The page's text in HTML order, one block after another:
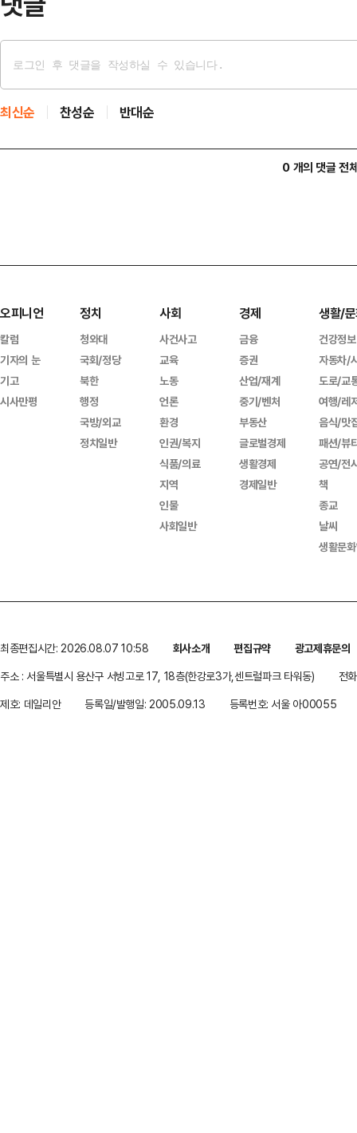
최신순 찬성순 반대순
0 개의 댓글 전
오피니언
칼럼
기자의 눈
기고
시사만평
정치
청와대
국회/정당
북한
행정
국방/외교
정치일반
사회
사건사고
교육
노동
언론
환경
인권/복지
식품/의료
지역
인물
사회일반
경제
금융
증권
산업/재계
중기/벤처
부동산
글로벌경제
생활경제
경제일반
생활/
건강정보
자동차/
도로/교
여행/레
음식/맛
패션/뷰
공연/전
책
종교
날씨
생활문
최종편집시간: 2026.08.07 10:58 회사소개 편집규약
광고제휴문의
주소 : 서울특별시 용산구 서빙고로 17, 18층(한강로3가,센트럴파크 타워동)
전
제호: 데일리안
등록일/발행일: 2005.09.13 등록번호: 서울 아00055